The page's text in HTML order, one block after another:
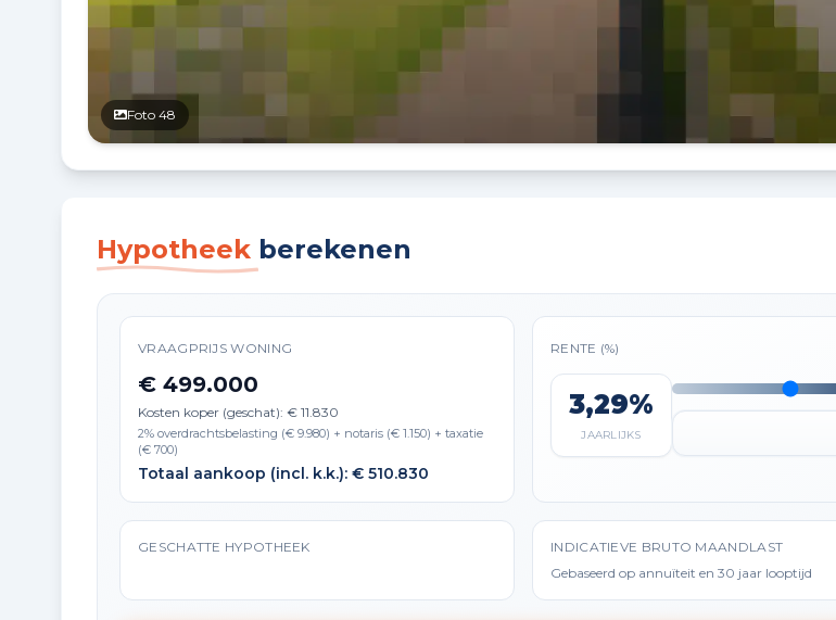
Foto 48
Hypotheek berekenen
VRAAGPRIJS WONING
€ 499.000
Kosten koper (geschat): € 11.830
2% overdrachtsbelasting (€ 9.980) + notaris (€ 1.150) + taxatie
(€ 700)
Totaal aankoop (incl. k.k.): € 510.830
RENTE (%)
3,29%
JAARLIJKS
GESCHATTE HYPOTHEEK
INDICATIEVE BRUTO MAANDLAST
Gebaseerd op annuïteit en 30 jaar looptijd